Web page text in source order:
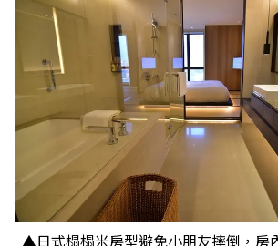
▲日式榻榻米房型避免小朋友摔倒，房